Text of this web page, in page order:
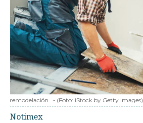
remodelación - (Foto: iStock by Getty Images)
Notimex